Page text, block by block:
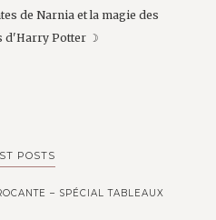
de Narnia et la magie des
d'Harry Potter ☽
POSTS
– SPÉCIAL TABLEAUX